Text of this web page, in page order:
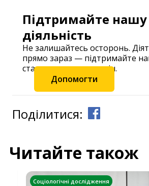
Підтримайте нашу
діяльність
Не залишайтесь осторонь.
прямо зараз — підтримайте
станьте частиною змін.
Допомогти
Поділитися:
Читайте також
Соціологічні дослідження